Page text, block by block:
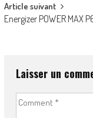
Article suivant
Energizer POWER MAX
Laisser un